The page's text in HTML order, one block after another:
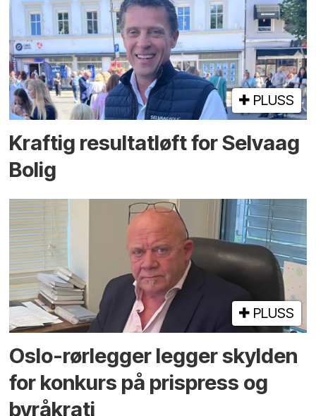
PLUSS
Kraftig resultatløft for Selvaag
Bolig
PLUSS
Oslo-rørlegger legger skylden
for konkurs på prispress og
byråkrati